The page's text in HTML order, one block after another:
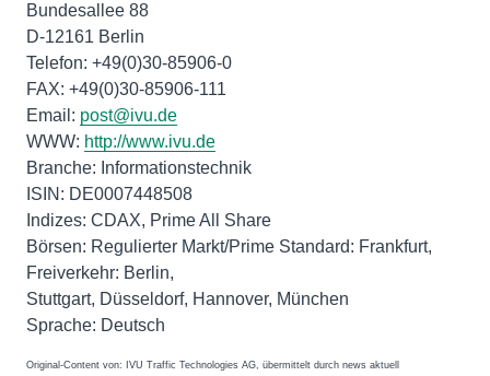
Bundesallee 88
D-12161 Berlin
Telefon: +49(0)30-85906-0
FAX: +49(0)30-85906-111
Email: post@ivu.de
WWW: http://www.ivu.de
Branche: Informationstechnik
ISIN: DE0007448508
Indizes: CDAX, Prime All Share
Börsen: Regulierter Markt/Prime Standard: Frankfurt,
Freiverkehr: Berlin,
Stuttgart, Düsseldorf, Hannover, München
Original-Content von: IVU Traffic Technologies AG, übermittelt durch news aktuell